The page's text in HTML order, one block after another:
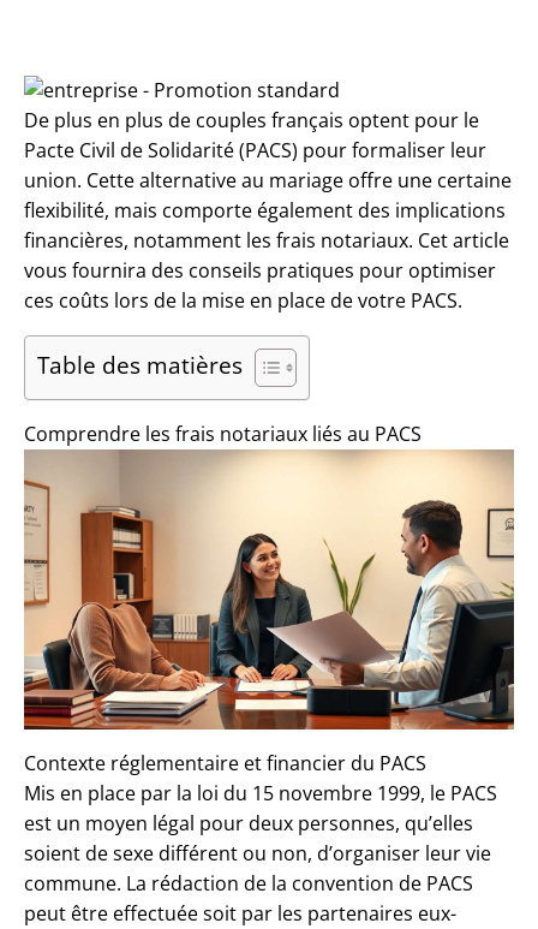
De plus en plus de couples français optent pour le
Pacte Civil de Solidarité (PACS) pour formaliser leur
union. Cette alternative au mariage offre une certaine
flexibilité, mais comporte également des implications
financières, notamment les frais notariaux. Cet article
vous fournira des conseils pratiques pour optimiser
ces coûts lors de la mise en place de votre PACS.
Table des matières
Comprendre les frais notariaux liés au PACS
Contexte réglementaire et financier du PACS
Mis en place par la loi du 15 novembre 1999, le PACS
est un moyen légal pour deux personnes, qu’elles
soient de sexe différent ou non, d’organiser leur vie
commune. La rédaction de la convention de PACS
peut être effectuée soit par les partenaires eux-